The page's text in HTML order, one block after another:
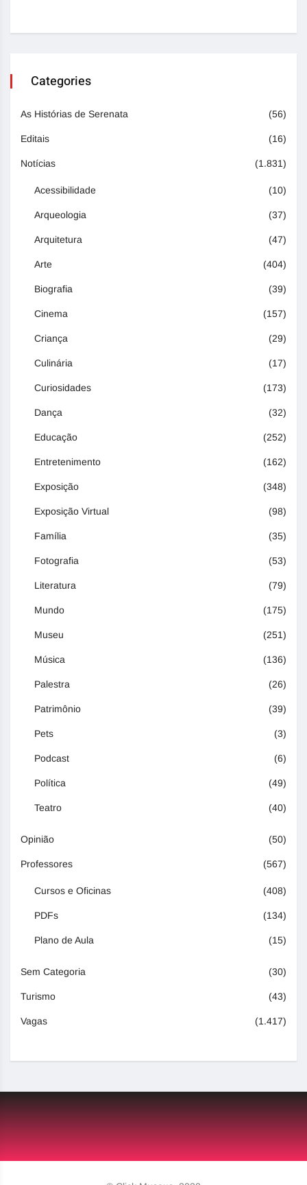
Categories
As Histórias de Serenata (56)
Editais (16)
Notícias (1.831)
Acessibilidade (10)
Arqueologia (37)
Arquitetura (47)
Arte (404)
Biografia (39)
Cinema (157)
Criança (29)
Culinária (17)
Curiosidades (173)
Dança (32)
Educação (252)
Entretenimento (162)
Exposição (348)
Exposição Virtual (98)
Família (35)
Fotografia (53)
Literatura (79)
Mundo (175)
Museu (251)
Música (136)
Palestra (26)
Patrimônio (39)
Pets (3)
Podcast (6)
Política (49)
Teatro (40)
Opinião (50)
Professores (567)
Cursos e Oficinas (408)
PDFs (134)
Plano de Aula (15)
Sem Categoria (30)
Turismo (43)
Vagas (1.417)